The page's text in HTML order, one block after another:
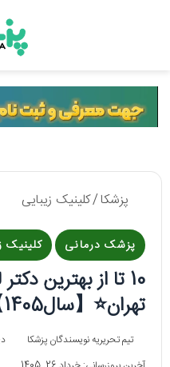
پزشکا/کلینیک زیبایی
پزشک درمانی کلینیک
10 تا از بهترین
تهران⭐【سال1405】✅
تیم تحریریه نویسندگان پزشکا
دی